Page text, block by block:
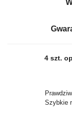
4 szt.
Szybkie